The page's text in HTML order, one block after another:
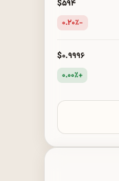
$۵۹۴
-۰.۲۰٪
$۰.۹۹۹۶
+۰.۰۰٪